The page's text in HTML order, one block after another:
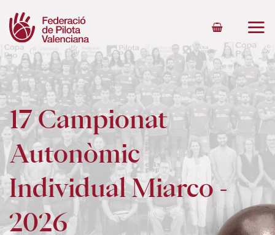
content
17 Campionat
Autonòmic
Individual Miarco -
2026